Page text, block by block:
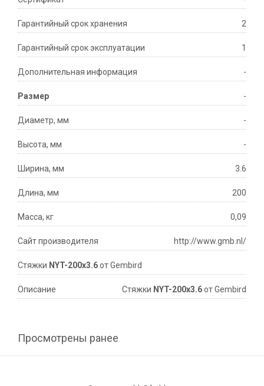
Гарантийный срок хранения 2
Гарантийный срок эксплуатации 1
Дополнительная информация -
Размер -
Диаметр, мм -
Высота, мм -
Ширина, мм 3.6
Длина, мм 200
Масса, кг 0,09
Сайт производителя http://www.gmb.nl/
Стяжки NYT-200x3.6от Gembird
Описание Стяжки NYT-200x3.6от Gembird
Просмотрены ранее